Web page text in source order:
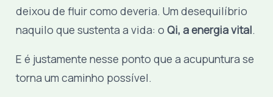
deixou de fluir como deveria. Um desequilíbrio
naquilo que sustenta a vida: o Qi, a energia vital.
E é justamente nesse ponto que a acupuntura se
torna um caminho possível.